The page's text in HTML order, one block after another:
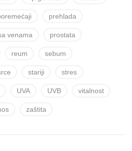
prehlada
venama prostata
reum sebum
stariji stres
UVA UVB vitalnost
zaštita